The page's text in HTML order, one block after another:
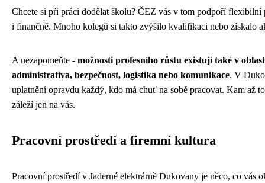
Chcete si při práci dodělat školu? ČEZ vás v tom podpoří flexibilní
i finančně. Mnoho kolegů si takto zvýšilo kvalifikaci nebo získalo
A nezapomeňte - možnosti profesního růstu existují také v
administrativa, bezpečnost, logistika nebo komunikace. V
uplatnění opravdu každý, kdo má chuť na sobě pracovat. Kam až
záleží jen na vás.
Pracovní prostředí a firemní kultura
Pracovní prostředí v Jaderné elektrárně Dukovany je něco, co vás